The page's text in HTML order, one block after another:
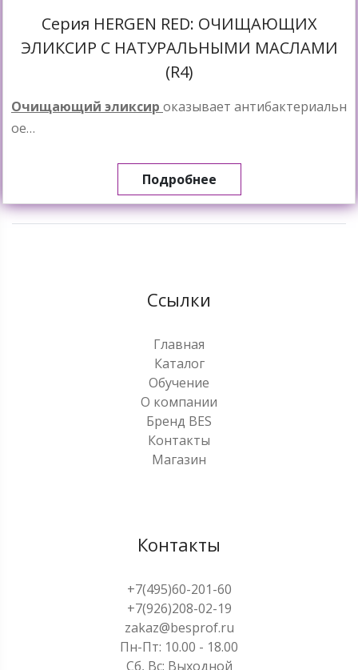
Cерия HERGEN RED: ОЧИЩАЮЩИХ
ЭЛИКСИР С НАТУРАЛЬНЫМИ МАСЛАМИ
(R4)
Очищающий эликсир оказывает антибактериальн
ое…
Подробнее
Ссылки
Главная
Каталог
Обучение
О компании
Бренд BES
Контакты
Магазин
Контакты
+7(495)60-201-60
+7(926)208-02-19
zakaz@besprof.ru
Пн-Пт: 10.00 - 18.00
Сб, Вс: Выходной